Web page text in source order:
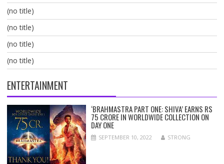
(no title)
(no title)
(no title)
(no title)
ENTERTAINMENT
‘BRAHMASTRA PART ONE: SHIVA’ EARNS RS
75 CRORE IN WORLDWIDE COLLECTION ON
DAY ONE
SEPTEMBER 10, 2022 STRONG